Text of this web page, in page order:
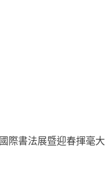
際書法展暨迎春揮毫大